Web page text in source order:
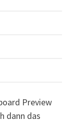
Preview
dann das